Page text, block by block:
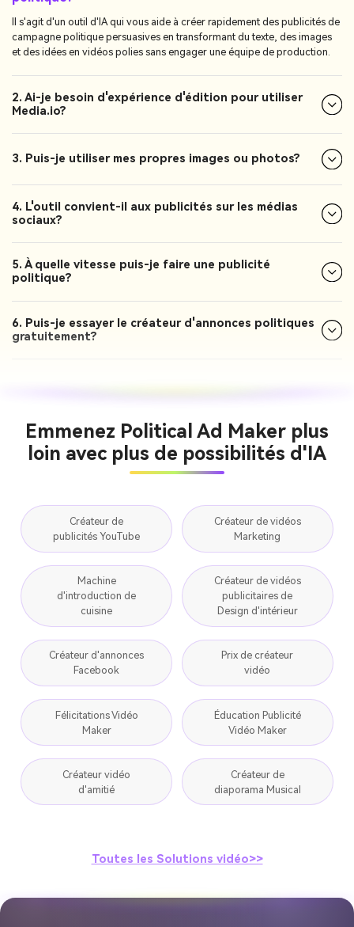
Il s'agit d'un outil d'IA qui vous aide à créer rapidement des publicités de
campagne politique persuasives en transformant du texte, des images
et des idées en vidéos polies sans engager une équipe de production.
2. Ai-je besoin d'expérience d'édition pour utiliser
Media.io?
3. Puis-je utiliser mes propres images ou photos?
4. L'outil convient-il aux publicités sur les médias
sociaux?
5. À quelle vitesse puis-je faire une publicité
politique?
6. Puis-je essayer le créateur d'annonces politiques
gratuitement?
Emmenez Political Ad Maker plus
loin avec plus de possibilités d'IA
Créateur de
publicités YouTube
Créateur de vidéos
Marketing
Machine
d'introduction de
cuisine
Créateur de vidéos
publicitaires de
Design d'intérieur
Créateur d'annonces
Facebook
Prix de créateur
vidéo
Félicitations Vidéo
Maker
Éducation Publicité
Vidéo Maker
Créateur vidéo
d'amitié
Créateur de
diaporama Musical
Toutes les Solutions vidéo>>